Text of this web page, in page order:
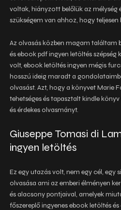
voltak, hiányzott belőlük az mélység
szükségem van ahhoz, hogy
Az olvasás közben magam találtam
és ebook pdf ingyen letöltés szépség
volt, ebook letöltés ingyen mégis
hosszú ideig maradt a
olvasást. Azt, hogy a könyvet Marie
tehetséges és tapasztalt kindle
és érdekes olvasmányt.
Giuseppe Tomasi di
ingyen letöltés
Ez egy utazás volt, nem egy cél, egy
olvasása ami az emberi élményen
és alacsony pontjaival, amelyek
főszereplő ingyenes ebook letöltés